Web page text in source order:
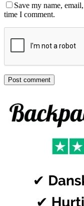
Save my name,
time I comment.